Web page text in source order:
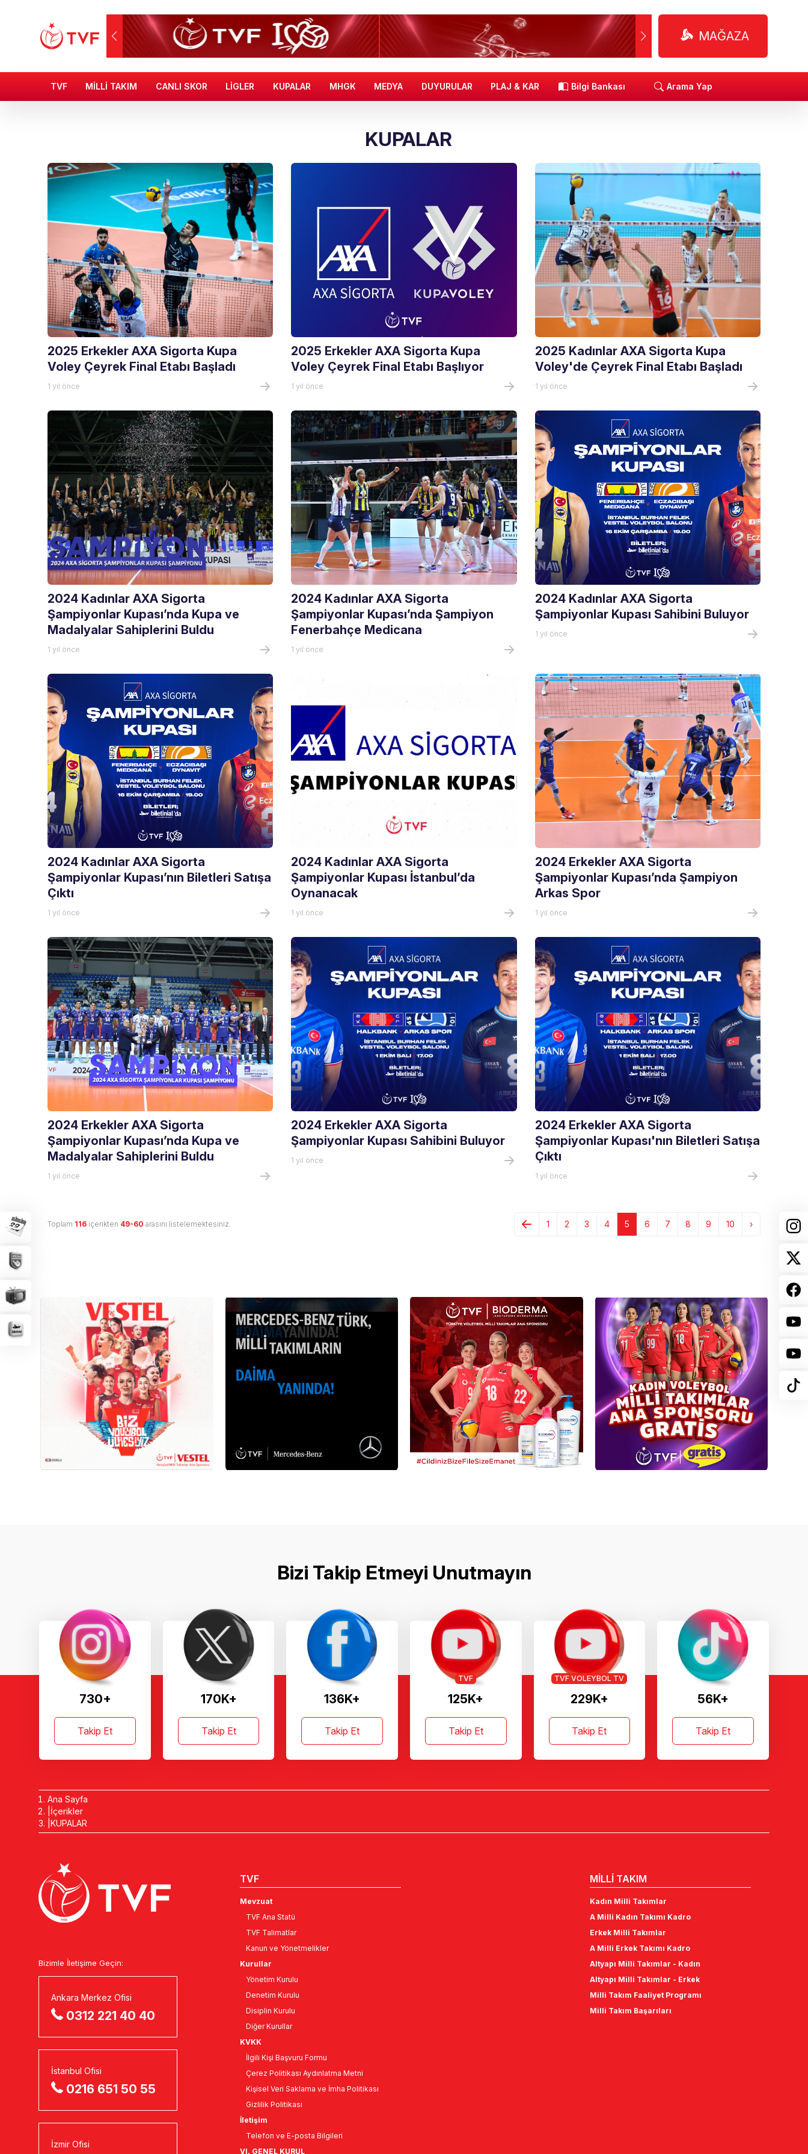
MAĞAZA
TVF MİLLİ TAKIM CANLI SKOR LİGLER KUPALAR MHGK MEDYA DUYURULAR PLAJ & KAR Bilgi Bankası Arama Yap
KUPALAR
2025 Erkekler AXA Sigorta Kupa
Voley Çeyrek Final Etabı Başladı
1 yıl önce
2025 Erkekler AXA Sigorta Kupa
Voley Çeyrek Final Etabı Başlıyor
1 yıl önce
2025 Kadınlar AXA Sigorta Kupa
Voley'de Çeyrek Final Etabı Başladı
1 yıl önce
2024 Kadınlar AXA Sigorta
Şampiyonlar Kupası’nda Kupa ve
Madalyalar Sahiplerini Buldu
1 yıl önce
2024 Kadınlar AXA Sigorta
Şampiyonlar Kupası’nda Şampiyon
Fenerbahçe Medicana
1 yıl önce
2024 Kadınlar AXA Sigorta
Şampiyonlar Kupası Sahibini Buluyor
1 yıl önce
2024 Kadınlar AXA Sigorta
Şampiyonlar Kupası’nın Biletleri Satışa
Çıktı
1 yıl önce
2024 Kadınlar AXA Sigorta
Şampiyonlar Kupası İstanbul’da
Oynanacak
1 yıl önce
2024 Erkekler AXA Sigorta
Şampiyonlar Kupası’nda Şampiyon
Arkas Spor
1 yıl önce
2024 Erkekler AXA Sigorta
Şampiyonlar Kupası’nda Kupa ve
Madalyalar Sahiplerini Buldu
1 yıl önce
2024 Erkekler AXA Sigorta
Şampiyonlar Kupası Sahibini Buluyor
1 yıl önce
2024 Erkekler AXA Sigorta
Şampiyonlar Kupası'nın Biletleri Satışa
Çıktı
1 yıl önce
Toplam 116 içerikten 49-60 arasını listelemektesiniz. 1 2 3 4 5 6 7 8 9 10 ›
Bizi Takip Etmeyi Unutmayın
730+
Takip Et
170K+
Takip Et
136K+
Takip Et
125K+
TVF
Takip Et
229K+
TVF VOLEYBOL TV
Takip Et
56K+
Takip Et
Ana Sayfa
İçerikler
KUPALAR
Bizimle İletişime Geçin:
Ankara Merkez Ofisi
0312 221 40 40
İstanbul Ofisi
0216 651 50 55
İzmir Ofisi
TVF
Mevzuat
TVF Ana Statü
TVF Talimatlar
Kanun ve Yönetmelikler
Kurullar
Yönetim Kurulu
Denetim Kurulu
Disiplin Kurulu
Diğer Kurullar
KVKK
İlgili Kişi Başvuru Formu
Çerez Politikası Aydınlatma Metni
Kişisel Veri Saklama ve İmha Politikası
Gizlilik Politikası
İletişim
Telefon ve E-posta Bilgileri
VI. GENEL KURUL
MİLLİ TAKIM
Kadın Milli Takımlar
A Milli Kadın Takımı Kadro
Erkek Milli Takımlar
A Milli Erkek Takımı Kadro
Altyapı Milli Takımlar - Kadın
Altyapı Milli Takımlar - Erkek
Milli Takım Faaliyet Programı
Milli Takım Başarıları